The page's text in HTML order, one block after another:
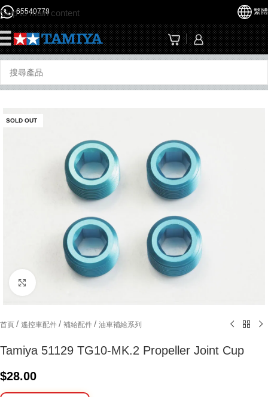
Skip to main content
65540778 繁體
SOLD OUT
Click to enlarge
首頁 / 遙控車配件 / 補給配件 / 油車補給系列
Tamiya 51129 TG10-MK.2 Propeller Joint Cup
$28.00